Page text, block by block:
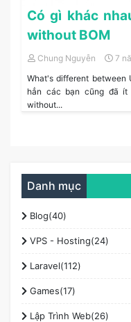
Có gì khác
without BOM
Chung Nguyễn 7
What's different between
hẳn các bạn cũng đã ít
without...
Danh mục
Blog(40)
VPS - Hosting(24)
Laravel(112)
Games(17)
Lập Trình Web(26)